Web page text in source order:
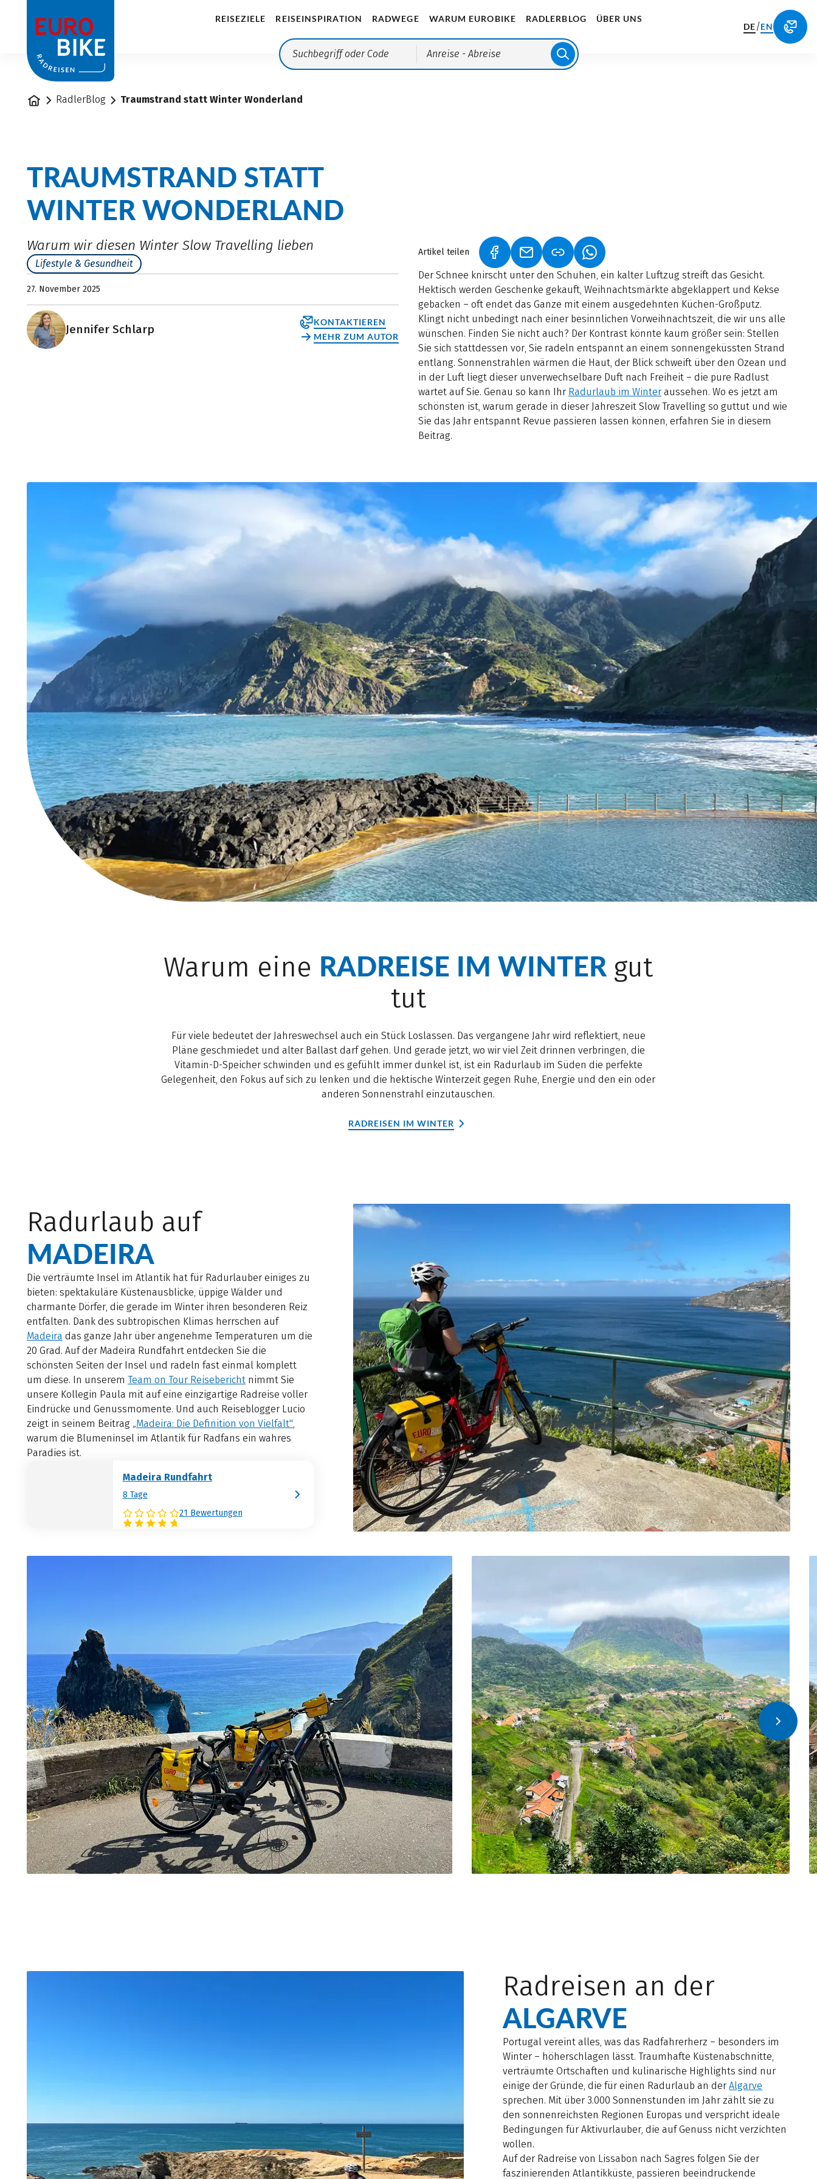
REISEZIELE REISEINSPIRATION RADWEGE WARUM EUROBIKE RADLERBLOG ÜBER UNS
Anreise - Abreise
DE/EN
StartseiteRadlerBlog Traumstrand statt Winter Wonderland
TRAUMSTRAND STATT
WINTER WONDERLAND
Warum wir diesen Winter Slow Travelling lieben
Lifestyle & Gesundheit
27. November 2025
Jennifer Schlarp
KONTAKTIEREN
MEHR ZUM AUTOR
Artikel teilen (LINK ÖFFNET IN NEUEM TAB)
(LINK ÖFFNET IN NEUEM TAB)
(LINK ÖFFNET IN NEUEM TAB)
Der Schnee knirscht unter den Schuhen, ein kalter Luftzug streift das Gesicht.
Hektisch werden Geschenke gekauft, Weihnachtsmärkte abgeklappert und Kekse
gebacken – oft endet das Ganze mit einem ausgedehnten Küchen-Großputz.
Klingt nicht unbedingt nach einer besinnlichen Vorweihnachtszeit, die wir uns alle
wünschen. Finden Sie nicht auch? Der Kontrast könnte kaum größer sein: Stellen
Sie sich stattdessen vor, Sie radeln entspannt an einem sonnengeküssten Strand
entlang. Sonnenstrahlen wärmen die Haut, der Blick schweift über den Ozean und
in der Luft liegt dieser unverwechselbare Duft nach Freiheit – die pure Radlust
wartet auf Sie. Genau so kann Ihr Radurlaub im Winteraussehen. Wo es jetzt am
schönsten ist, warum gerade in dieser Jahreszeit Slow Travelling so guttut und wie
Sie das Jahr entspannt Revue passieren lassen können, erfahren Sie in diesem
Beitrag.
Warum eine RADREISE IM WINTERgut
tut
Für viele bedeutet der Jahreswechsel auch ein Stück Loslassen. Das vergangene Jahr wird reflektiert, neue
Pläne geschmiedet und alter Ballast darf gehen. Und gerade jetzt, wo wir viel Zeit drinnen verbringen, die
Vitamin-D-Speicher schwinden und es gefühlt immer dunkel ist, ist ein Radurlaub im Süden die perfekte
Gelegenheit, den Fokus auf sich zu lenken und die hektische Winterzeit gegen Ruhe, Energie und den ein oder
anderen Sonnenstrahl einzutauschen.
RADREISEN IM WINTER
Radurlaub auf
MADEIRA
Die verträumte Insel im Atlantik hat für Radurlauber einiges zu
bieten: spektakuläre Küstenausblicke, üppige Wälder und
charmante Dörfer, die gerade im Winter ihren besonderen Reiz
entfalten. Dank des subtropischen Klimas herrschen auf
Madeira das ganze Jahr über angenehme Temperaturen um die
20 Grad. Auf der Madeira Rundfahrt entdecken Sie die
schönsten Seiten der Insel und radeln fast einmal komplett
um diese. In unserem Team on Tour Reisebericht nimmt Sie
unsere Kollegin Paula mit auf eine einzigartige Radreise voller
Eindrücke und Genussmomente. Und auch Reiseblogger Lucio
zeigt in seinem Beitrag „Madeira: Die Definition von Vielfalt",
warum die Blumeninsel im Atlantik für Radfans ein wahres
Paradies ist.
Madeira Rundfahrt
8 Tage
21 Bewertungen
Radreisen an der
ALGARVE
Portugal vereint alles, was das Radfahrerherz – besonders im
Winter – höherschlagen lässt. Traumhafte Küstenabschnitte,
verträumte Ortschaften und kulinarische Highlights sind nur
einige der Gründe, die für einen Radurlaub an derAlgarve
sprechen. Mit über 3.000 Sonnenstunden im Jahr zählt sie zu
den sonnenreichsten Regionen Europas und verspricht ideale
Bedingungen für Aktivurlauber, die auf Genuss nicht verzichten
wollen.
Auf der Radreise von Lissabon nach Sagres folgen Sie der
faszinierenden Atlantikküste, passieren beeindruckende